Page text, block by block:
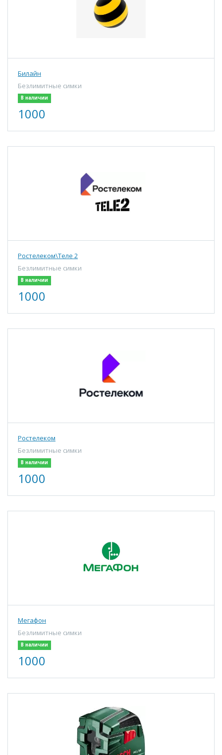
Билайн
Безлимитные симки
В наличии
1000
Ростелеком\Теле 2
Безлимитные симки
В наличии
1000
Ростелеком
Безлимитные симки
В наличии
1000
Мегафон
Безлимитные симки
В наличии
1000